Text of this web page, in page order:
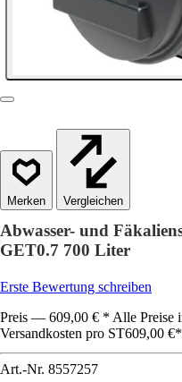
Vergleichen
Abwasser- und
GET0.7 700 Liter
Erste Bewertung schreiben
Preis — 609,00 € * Alle Preise
Versandkosten pro ST609,00 €*
Art.-Nr. 8557257